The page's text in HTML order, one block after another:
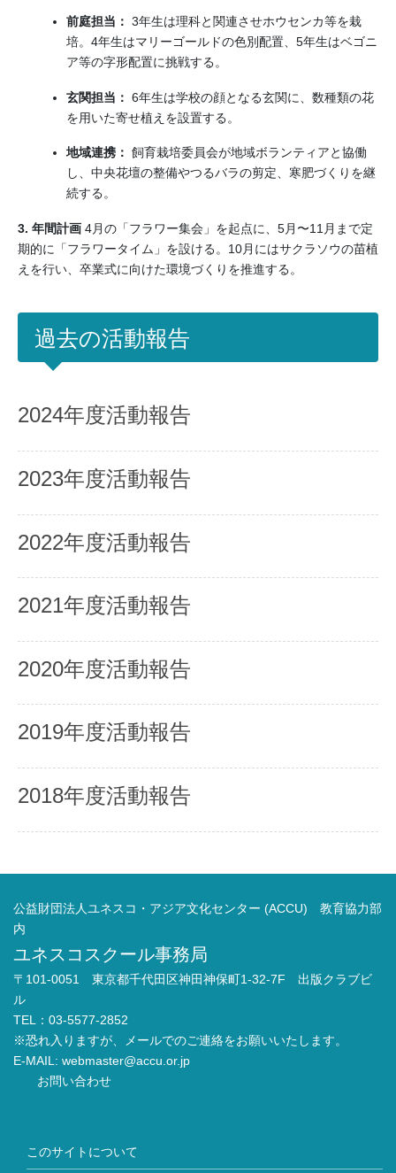
前庭担当： 3年生は理科と関連させホウセンカ等を栽
培。4年生はマリーゴールドの色別配置、5年生はベゴニ
ア等の字形配置に挑戦する。
玄関担当： 6年生は学校の顔となる玄関に、数種類の花
を用いた寄せ植えを設置する。
地域連携： 飼育栽培委員会が地域ボランティアと協働
し、中央花壇の整備やつるバラの剪定、寒肥づくりを継
続する。
3. 年間計画4月の「フラワー集会」を起点に、5月〜11月まで定
期的に「フラワータイム」を設ける。10月にはサクラソウの苗植
えを行い、卒業式に向けた環境づくりを推進する。
過去の活動報告
2024年度活動報告
2023年度活動報告
2022年度活動報告
2021年度活動報告
2020年度活動報告
2019年度活動報告
2018年度活動報告
公益財団法人ユネスコ・アジア文化センター (ACCU) 教育協力部
内
ユネスコスクール事務局
〒101-0051 東京都千代田区神田神保町1-32-7F 出版クラブビ
ル
TEL：03-5577-2852
※恐れ入りますが、メールでのご連絡をお願いいたします。
E-MAIL: webmaster@accu.or.jp
お問い合わせ
このサイトについて